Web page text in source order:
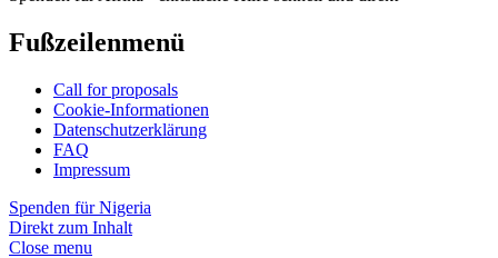
Fußzeilenmenü
Call for proposals
Cookie-Informationen
Datenschutzerklärung
FAQ
Impressum
Spenden fürNigeria
Direkt zum Inhalt
Close menu